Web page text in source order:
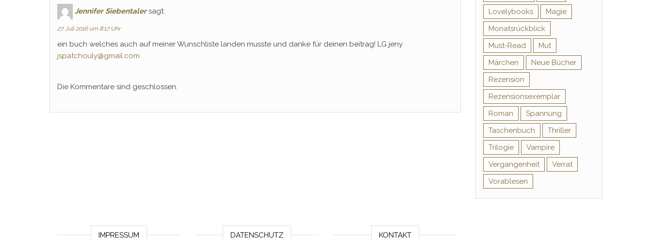
Jennifer Siebentaler sagt:
27. Juli 2016 um 8:17 Uhr
ein buch welches auch auf meiner Wunschliste landen musste und danke für deinen beitrag! LG jeny
jspatchouly@gmail.com
Die Kommentare sind geschlossen.
Lovelybooks
Magie
Monatsrückblick
Must-Read
Mut
Märchen
Neue Bücher
Rezension
Rezensionsexemplar
Roman
Spannung
Taschenbuch
Thriller
Trilogie
Vampire
Vergangenheit
Verrat
Vorablesen
IMPRESSUM DATENSCHUTZ KONTAKT